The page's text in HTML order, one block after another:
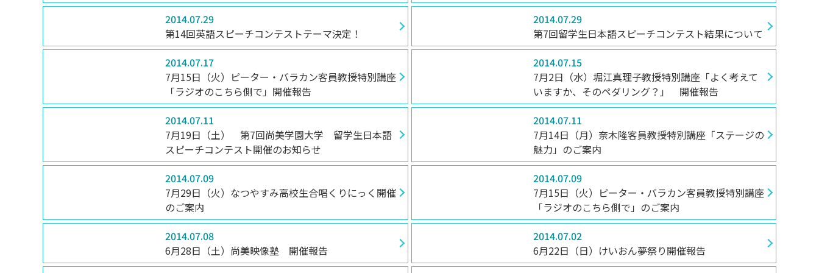
ENGLISH
総合認証基盤システム（要ログイン）
2014.07.29
第14回英語スピーチコンテストテーマ決定！
2014.07.29
第7回留学生日本語スピーチコンテスト結果について
2014.07.17
7月15日（火）ピーター・バラカン客員教授特別講座
「ラジオのこちら側で」開催報告
2014.07.15
7月2日（水）堀江真理子教授特別講座「よく考えて
いますか、そのペダリング？」 開催報告
2014.07.11
7月19日（土） 第7回尚美学園大学 留学生日本語
スピーチコンテスト開催のお知らせ
2014.07.11
7月14日（月）奈木隆客員教授特別講座「ステージの
魅力」のご案内
2014.07.09
7月29日（火）なつやすみ高校生合唱くりにっく開催
のご案内
2014.07.09
7月15日（火）ピーター・バラカン客員教授特別講座
「ラジオのこちら側で」のご案内
2014.07.08
6月28日（土）尚美映像塾 開催報告
2014.07.02
6月22日（日）けいおん夢祭り開催報告